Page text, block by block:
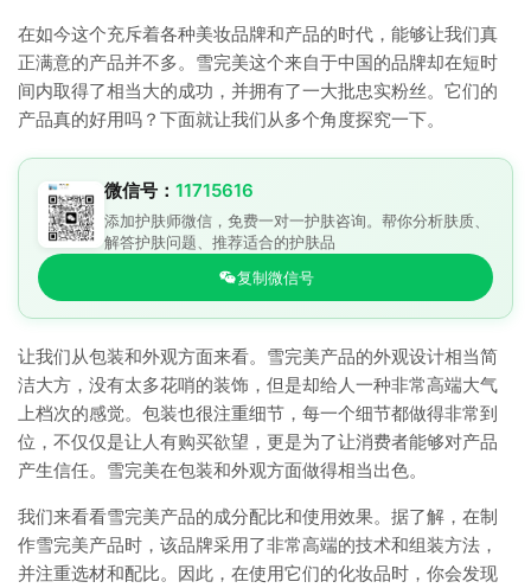
在如今这个充斥着各种美妆品牌和产品的时代，能够让我们真
正满意的产品并不多。雪完美这个来自于中国的品牌却在短时
间内取得了相当大的成功，并拥有了一大批忠实粉丝。它们的
产品真的好用吗？下面就让我们从多个角度探究一下。
微信号： 11715616
添加护肤师微信，免费一对一护肤咨询。帮你分析肤质、
解答护肤问题、推荐适合的护肤品
复制微信号
让我们从包装和外观方面来看。雪完美产品的外观设计相当简
洁大方，没有太多花哨的装饰，但是却给人一种非常高端大气
上档次的感觉。包装也很注重细节，每一个细节都做得非常到
位，不仅仅是让人有购买欲望，更是为了让消费者能够对产品
产生信任。雪完美在包装和外观方面做得相当出色。
我们来看看雪完美产品的成分配比和使用效果。据了解，在制
作雪完美产品时，该品牌采用了非常高端的技术和组装方法，
并注重选材和配比。因此，在使用它们的化妆品时，你会发现